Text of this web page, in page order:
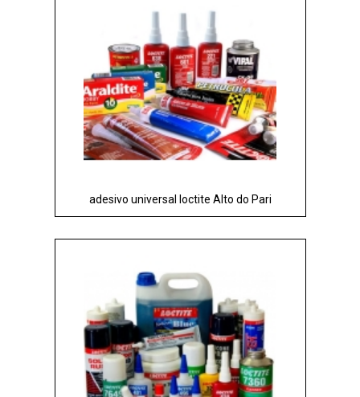
adesivo universal loctite Alto do Pari